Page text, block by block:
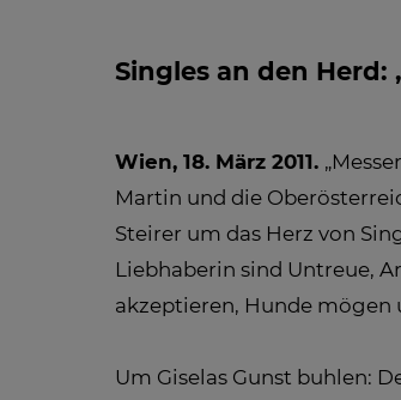
Singles an den Herd:
Wien, 18. März 2011.
Martin und die
Steirer um das Herz von
Liebhaberin sind Untreue,
akzeptieren, Hunde mögen
Um Giselas Gunst buhlen: